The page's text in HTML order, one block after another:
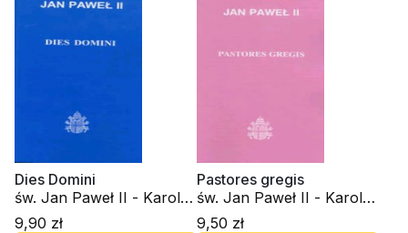
Dies Domini
św. Jan Paweł II - Karol
Wojtyła
9,90 zł
Pastores gregis
św. Jan Paweł II - Karol
Wojtyła
9,50 zł